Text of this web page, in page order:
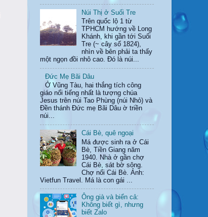
Núi Thị ở Suối Tre
Trên quốc lộ 1 từ
TPHCM hướng về Long
Khánh, khi gần tới Suối
Tre (~ cây số 1824),
nhìn về bên phải ta thấy
một ngọn đồi nhô cao. Đó là núi...
Đức Mẹ Bãi Dâu
Ở Vũng Tàu, hai thắng tích công
giáo nổi tiếng nhất là tượng chúa
Jesus trên núi Tao Phùng (núi Nhỏ) và
Đền thánh Đức mẹ Bãi Dâu ờ triền
núi...
Cái Bè, quê ngoại
Má được sinh ra ở Cái
Bè, Tiền Giang năm
1940. Nhà ở gần chợ
Cái Bè, sát bờ sông.
Chợ nổi Cái Bè. Ảnh:
Vietfun Travel. Má là con gái ...
Ông già và biển cả:
Không biết gì, nhưng
biết Zalo